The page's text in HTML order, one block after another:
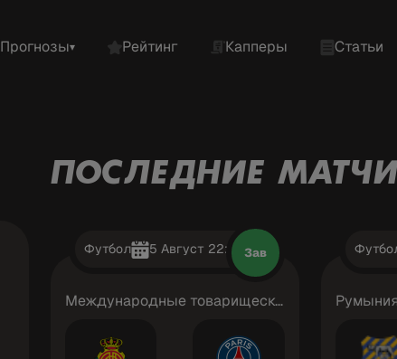
Прогнозы▾ Рейтинг Капперы Статьи
ПОСЛЕДНИЕ
Футбол 5 Август 22:00 Зав
Международные товарищеские: Элитные клубные